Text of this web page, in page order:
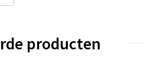
producten